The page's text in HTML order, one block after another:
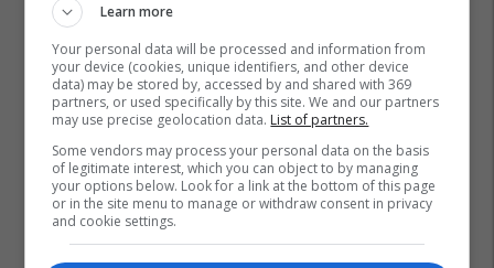
Learn more
Your personal data will be processed and information from
your device (cookies, unique identifiers, and other device
data) may be stored by, accessed by and shared with 369
partners, or used specifically by this site. We and our partners
may use precise geolocation data. List of partners.
Some vendors may process your personal data on the basis
of legitimate interest, which you can object to by managing
your options below. Look for a link at the bottom of this page
or in the site menu to manage or withdraw consent in privacy
and cookie settings.